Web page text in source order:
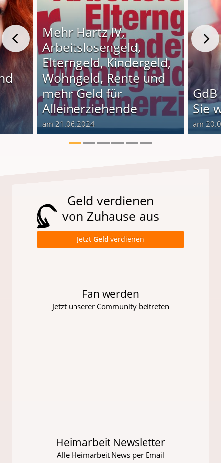
Mehr Hartz IV,
Arbeitslosengeld,
Elterngeld, Kindergeld,
Wohngeld, Rente und
mehr Geld für
Alleinerziehende
am 21.06.2024
Sie
am
Geld verdienen
von Zuhause aus
Jetzt Geld verdienen
Fan werden
Jetzt unserer Community beitreten
Heimarbeit Newsletter
Alle Heimarbeit News per Email